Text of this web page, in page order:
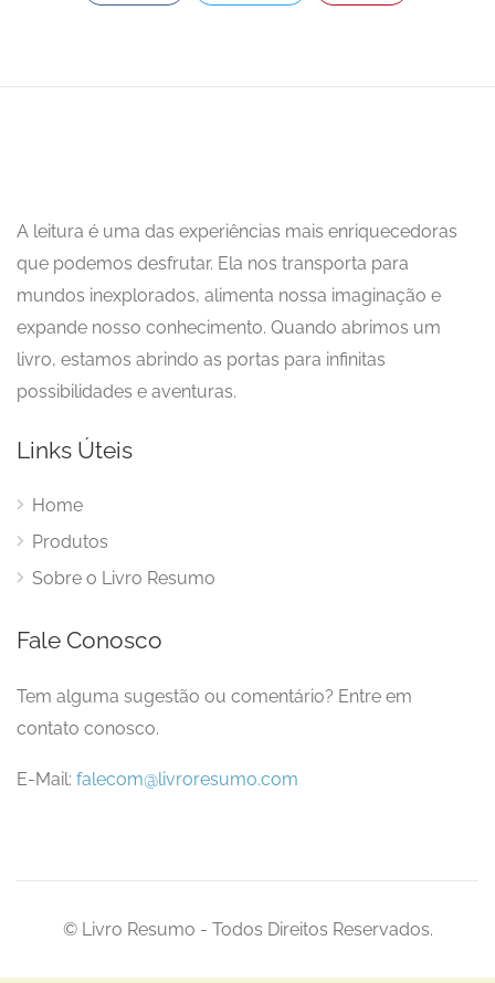
A leitura é uma das experiências mais enriquecedoras
que podemos desfrutar. Ela nos transporta para
mundos inexplorados, alimenta nossa imaginação e
expande nosso conhecimento. Quando abrimos um
livro, estamos abrindo as portas para infinitas
possibilidades e aventuras.
Links Úteis
Home
Produtos
Sobre o Livro Resumo
Fale Conosco
Tem alguma sugestão ou comentário? Entre em
contato conosco.
E-Mail: falecom@livroresumo.com
© Livro Resumo - Todos Direitos Reservados.